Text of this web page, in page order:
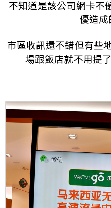
不知道是該公司網卡不
優造成
市區收訊還不錯但有些
場跟飯店就不用提